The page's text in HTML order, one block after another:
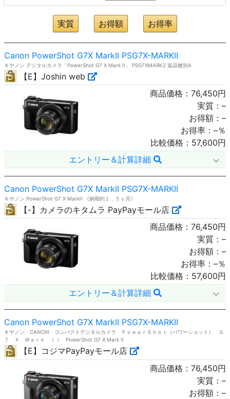
Canon PowerShot G7X MarkII PSG7X-MARKII
キヤノン デジタルカメラ「PowerShot G7 X Mark II」 PSG7XMARK2 返品種別A
【E】Joshin web
商品価格： 76,450円
実質： –
お得額： –
お得率： –％
比較価格： 57,600円
エントリー＆計算詳細
Canon PowerShot G7X MarkII PSG7X-MARKII
キヤノン PowerShot G7 X MarkII 《納期約１．５ヶ月》
【-】カメラのキタムラ PayPayモール店
商品価格： 76,450円
実質： –
お得額： –
お得率： –％
比較価格： 57,600円
エントリー＆計算詳細
Canon PowerShot G7X MarkII PSG7X-MARKII
キヤノン CANON コンパクトデジタルカメラ ＰｏｗｅｒＳｈｏｔ（パワーショット） Ｇ
７ Ｘ Ｍａｒｋ ＩＩ PowerShot G7 X Mark II
【E】コジマPayPayモール店
商品価格： 76,450円
実質： –
お得額： –